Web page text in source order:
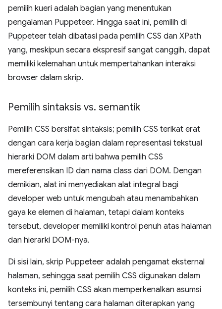
pemilih kueri adalah bagian yang menentukan
pengalaman Puppeteer. Hingga saat ini, pemilih di
Puppeteer telah dibatasi pada pemilih CSS dan XPath
yang, meskipun secara ekspresif sangat canggih, dapat
memiliki kelemahan untuk mempertahankan interaksi
browser dalam skrip.
Pemilih sintaksis vs. semantik
Pemilih CSS bersifat sintaksis; pemilih CSS terikat erat
dengan cara kerja bagian dalam representasi tekstual
hierarki DOM dalam arti bahwa pemilih CSS
mereferensikan ID dan nama class dari DOM. Dengan
demikian, alat ini menyediakan alat integral bagi
developer web untuk mengubah atau menambahkan
gaya ke elemen di halaman, tetapi dalam konteks
tersebut, developer memiliki kontrol penuh atas halaman
dan hierarki DOM-nya.
Di sisi lain, skrip Puppeteer adalah pengamat eksternal
halaman, sehingga saat pemilih CSS digunakan dalam
konteks ini, pemilih CSS akan memperkenalkan asumsi
tersembunyi tentang cara halaman diterapkan yang